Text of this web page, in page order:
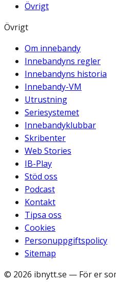
Övrigt
Övrigt
Om innebandy
Innebandyns regler
Innebandyns historia
Innebandy-VM
Utrustning
Seriesystemet
Innebandyklubbar
Skribenter
Web Stories
IB-Play
Stöd oss
Podcast
Kontakt
Tipsa oss
Cookies
Personuppgiftspolicy
Sitemap
© 2026 ibnytt.se — För er